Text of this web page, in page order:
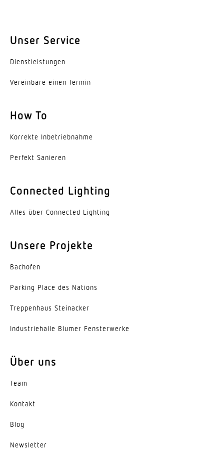
Montagehöhe max
Leistung
Eigenverbrauch
2747 lm
4000 K
Farbabweichung LED
Mit Leuchtmittel
Ja, STEINEL LED-System
Leuchtmittel
LED nicht austauschbar
Lebensdauer LED (Max. °C)
Lichtstromrückgang nach LM80
Sonstige
Passive Thermo Control
Unser Service
Dienst­leis­tungen
Vereinbare einen Termin
How To
Korrekte Inbe­trieb­nahme
Perfekt Sanieren
Connected Lighting
Alles über Connected Lighting
Unsere Projekte
Bachofen
Parking Place des Nations
Trep­penhaus Steinacker
Indus­trie­halle Blumer Fensterwerke
Über uns
Team
Kontakt
Blog
News­letter